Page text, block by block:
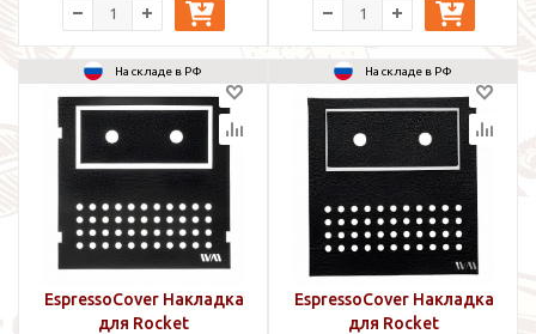
На складе в РФ
EspressoCover Накладка
для Rocket
На складе в РФ
EspressoCover Накладка
для Rocket